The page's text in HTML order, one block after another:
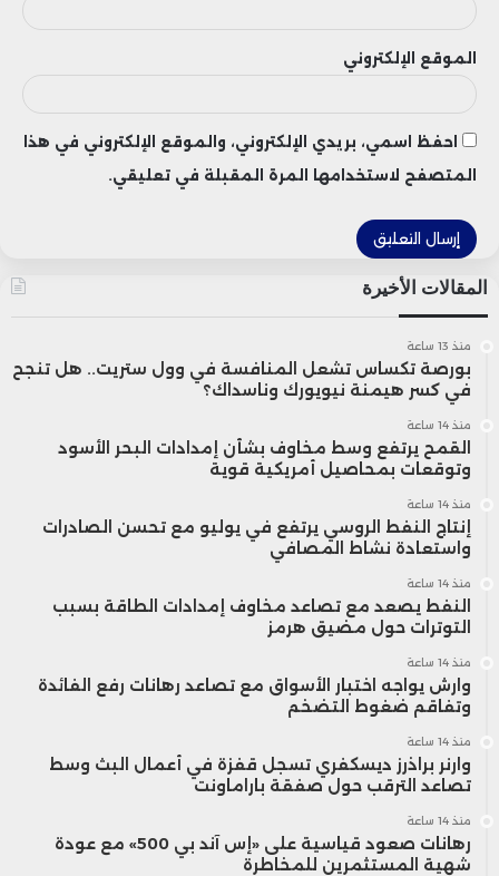
المجال. تبدأ عملية البحث بسؤال بسيط، ثم
يتلقى المستخدم بعض المعلومات
الأساسية، مع مجموعة مختارة من روابط
المواقع الإلكترونية، بالإضافة إلى إمكانية
في الأمثلة التي عرضتها الشركة، تتميز
واجهة الاستخدام بأنها بسيطة ولا تظهر
بالضرورة فقرات مكتوبة بالذكاء الاصطناعي
في كل عملية بحث، مما قد يساعد روبوت
المحادثة على تجنب أخطاء ميزة غوغل
الأخيرة. تعتمد الخدمة على توجيه
المستخدم لها، ويمكنه أن يطلب إجابات
أطول وأكثر تفصيلا إن أراد ذلك.
الموقع الإلكتروني
احفظ اسمي، بريدي الإلكتروني، والموقع الإلكتروني في هذا
المتصفح لاستخدامها المرة المقبلة في تعليقي.
المقالات الأخيرة
منذ 13 ساعة
بورصة تكساس تشعل المنافسة في وول ستريت.. هل تنجح
في كسر هيمنة نيويورك وناسداك؟
منذ 14 ساعة
القمح يرتفع وسط مخاوف بشأن إمدادات البحر الأسود
وتوقعات بمحاصيل أمريكية قوية
منذ 14 ساعة
إنتاج النفط الروسي يرتفع في يوليو مع تحسن الصادرات
واستعادة نشاط المصافي
منذ 14 ساعة
النفط يصعد مع تصاعد مخاوف إمدادات الطاقة بسبب
التوترات حول مضيق هرمز
منذ 14 ساعة
وارش يواجه اختبار الأسواق مع تصاعد رهانات رفع الفائدة
وتفاقم ضغوط التضخم
منذ 14 ساعة
وارنر براذرز ديسكفري تسجل قفزة في أعمال البث وسط
تصاعد الترقب حول صفقة باراماونت
منذ 14 ساعة
رهانات صعود قياسية على «إس آند بي 500» مع عودة
شهية المستثمرين للمخاطرة